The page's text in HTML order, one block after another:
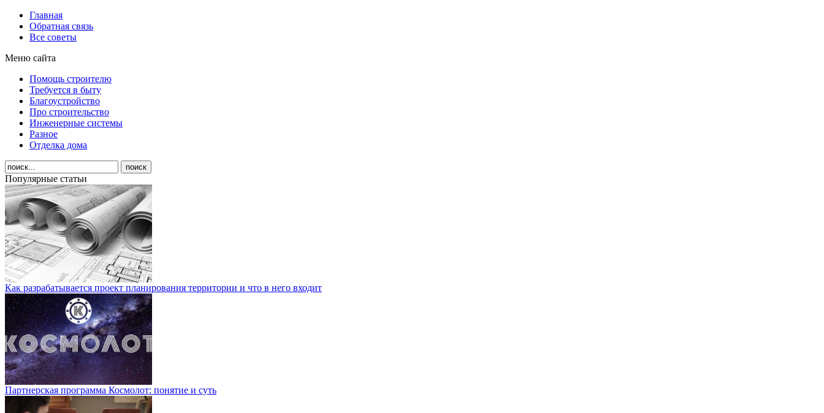
Главная
Обратная связь
Все советы
Меню сайта
Помощь строителю
Требуется в быту
Благоустройство
Про строительство
Инженерные системы
Разное
Отделка дома
Популярные статьи
Как разрабатывается проект планирования территории и что в него входит
Партнерская программа Космолот: понятие и суть